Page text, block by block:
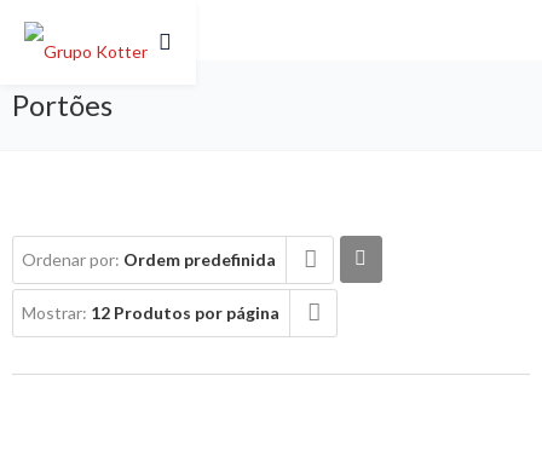
Portões
Ordenar por: Ordem predefinida
Mostrar: 12 Produtos por página